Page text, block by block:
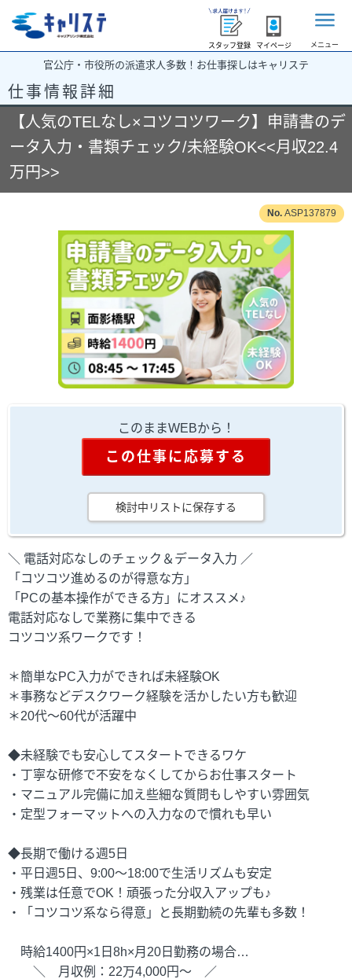
スタッフ登録 マイページ メニュー
官公庁・市役所の派遣求人多数！お仕事探しはキャリステ
仕事情報詳細
【人気のTELなし×コツコツワーク】申請書のデ
ータ入力・書類チェック/未経験OK<<月収22.4
万円>>
ASP137879
このままWEBから！
この仕事に応募する
検討中リストに保存する
＼ 電話対応なしのチェック＆データ入力 ／
「コツコツ進めるのが得意な方」
「PCの基本操作ができる方」にオススメ♪
電話対応なしで業務に集中できる
コツコツ系ワークです！
＊簡単なPC入力ができれば未経験OK
＊事務などデスクワーク経験を活かしたい方も歓迎
＊20代～60代が活躍中
◆未経験でも安心してスタートできるワケ
・丁寧な研修で不安をなくしてからお仕事スタート
・マニュアル完備に加え些細な質問もしやすい雰囲気
・定型フォーマットへの入力なので慣れも早い
◆長期で働ける週5日
・平日週5日、9:00～18:00で生活リズムも安定
・残業は任意でOK！頑張った分収入アップも♪
・「コツコツ系なら得意」と長期勤続の先輩も多数！
時給1400円×1日8h×月20日勤務の場合…
＼ 月収例：22万4,000円～ ／